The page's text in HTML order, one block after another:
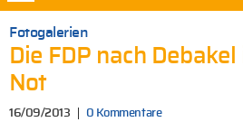
Fotogalerien
Die FDP nach
Not
16/09/2013 0 Kommentare